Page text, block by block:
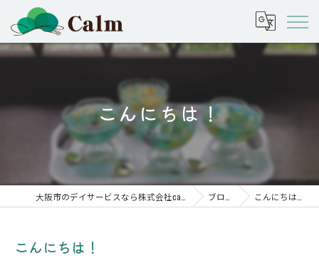
こんにちは！
ブログ こんにちは！
こんにちは！